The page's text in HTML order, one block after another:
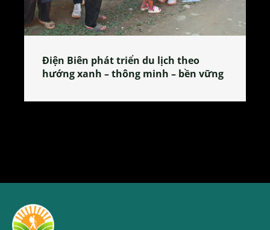
Làng làm bánh tẻ Phú Nhi – nơi lan
tỏa đặc sản xứ Đoài